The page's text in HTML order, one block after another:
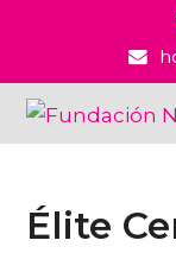
Élite